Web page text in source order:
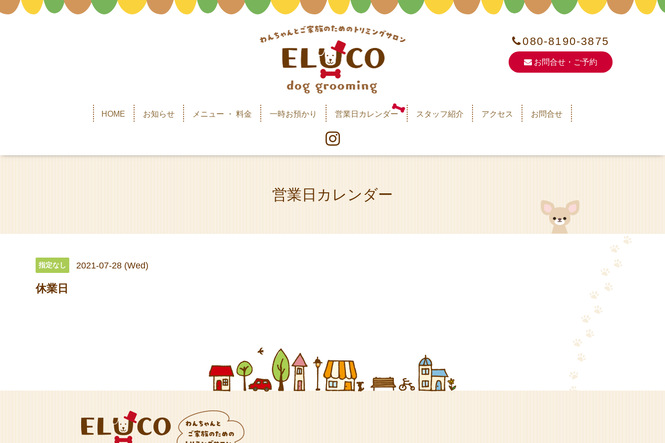
080-8190-3875
お問合せ・ご予約
HOME お知らせ メニュー ・ 料金 一時お預かり 営業日カレンダー スタッフ紹介 アクセス お問合せ
営業日カレンダー
指定なし 2021-07-28 (Wed)
休業日